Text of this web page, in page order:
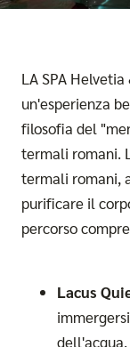
LA SPA
un'esperienza
filosofia del
termali romani.
termali romani,
purificare il
percorso
Lacus
dell'acqua.